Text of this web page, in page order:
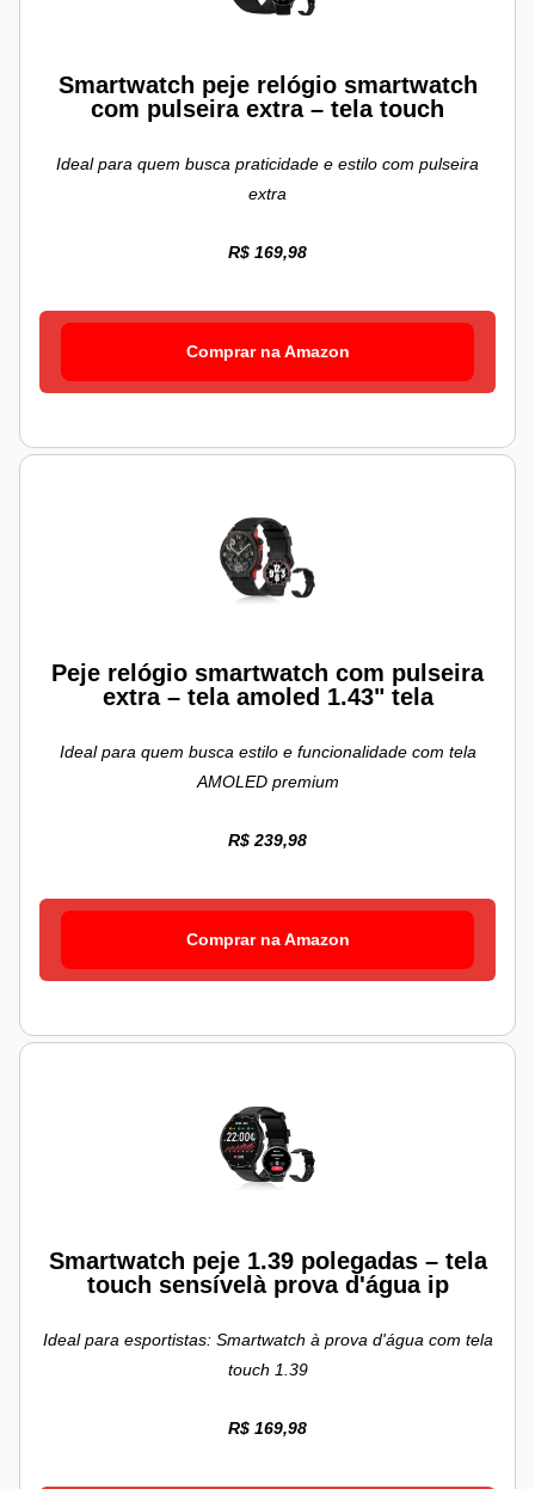
Smartwatch peje relógio smartwatch
com pulseira extra – tela touch
Ideal para quem busca praticidade e estilo com pulseira
extra
R$ 169,98
Comprar na Amazon
Peje relógio smartwatch com pulseira
extra – tela amoled 1.43" tela
Ideal para quem busca estilo e funcionalidade com tela
AMOLED premium
R$ 239,98
Comprar na Amazon
Smartwatch peje 1.39 polegadas – tela
touch sensívelà prova d'água ip
Ideal para esportistas: Smartwatch à prova d'água com tela
touch 1.39
R$ 169,98